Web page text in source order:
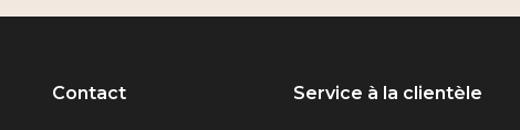
Contact Service à la clientèle